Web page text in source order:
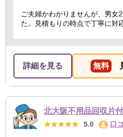
ご夫婦かわかりませんが、男女
た。見積もりの時点で丁寧に対
詳細を見る 無料
★★★★★
★★★★★ 5.0 口